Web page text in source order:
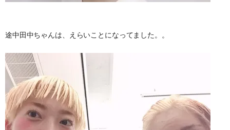
途中田中ちゃんは、えらいことになってました。。